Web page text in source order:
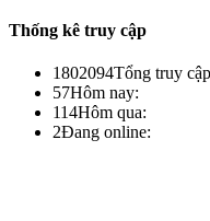
Thống kê truy cập
1802094Tổng truy
57Hôm nay:
114Hôm qua:
2Đang online: